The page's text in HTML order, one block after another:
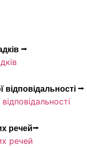
⭢
⭢
речей⭢
речей